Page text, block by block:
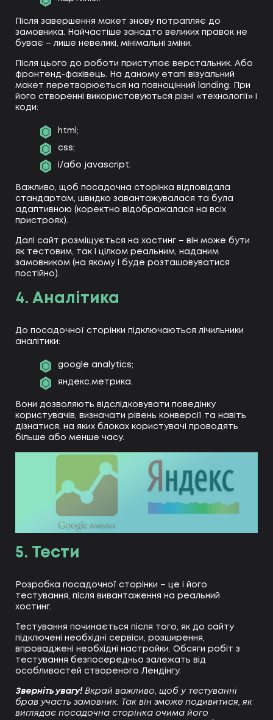
Після завершення макет знову потрапляє до
замовника. Найчастіше занадто великих правок не
буває – лише невеликі, мінімальні зміни.
Після цього до роботи приступає верстальник. Або
фронтенд-фахівець. На даному етапі візуальний
макет перетворюється на повноцінний landing. При
його створенні використовуються різні «технології» і
коди:
html;
css;
і/або javascript.
Важливо, щоб посадочна сторінка відповідала
стандартам, швидко завантажувалася та була
адаптивною (коректно відображалася на всіх
пристроях).
Далі сайт розміщується на хостинг – він може бути
як тестовим, так і цілком реальним, наданим
замовником (на якому і буде розташовуватися
постійно).
4. Аналітика
До посадочної сторінки підключаються лічильники
аналітики:
google analytics;
яндекс.метрика.
Вони дозволяють відслідковувати поведінку
користувачів, визначати рівень конверсії та навіть
дізнатися, на яких блоках користувачі проводять
більше або менше часу.
5. Тести
Розробка посадочної сторінки – це і його
тестування, після вивантаження на реальний
хостинг.
Тестування починається після того, як до сайту
підключені необхідні сервіси, розширення,
впроваджені необхідні настройки. Обсяги робіт з
тестування безпосередньо залежать від
особливостей створеного Лендінгу.
Зверніть увагу! Вкрай важливо, щоб у тестуванні
брав участь замовник. Так він зможе подивитися, як
виглядає посадочна сторінка очима його